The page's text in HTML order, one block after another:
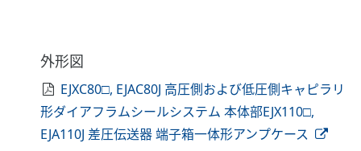
外形図
EJXC80□, EJAC80J 高圧側および低圧側キャピラリ
形ダイアフラムシールシステム 本体部EJX110□,
EJA110J 差圧伝送器 端子箱一体形アンプケース